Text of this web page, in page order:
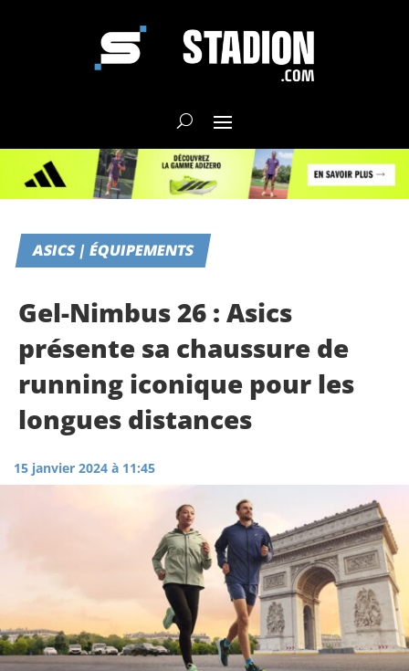
ASICS | ÉQUIPEMENTS
Gel-Nimbus 26 : Asics
présente sa chaussure de
running iconique pour les
longues distances
15 janvier 2024 à 11:45